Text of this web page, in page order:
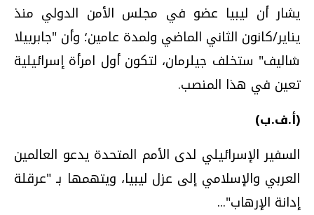
يشار أن ليبيا عضو في مجلس الأمن الدولي منذ
يناير/كانون الثاني الماضي ولمدة عامين؛ وأن "جابرييلا
شاليف" ستخلف جيلرمان، لتكون أول امرأة إسرائيلية
تعين في هذا المنصب.
(أ.ف.ب)
السفير الإسرائيلي لدى الأمم المتحدة يدعو العالمين
العربي والإسلامي إلى عزل ليبيا، ويتهمها بـ "عرقلة
إدانة الإرهاب"...